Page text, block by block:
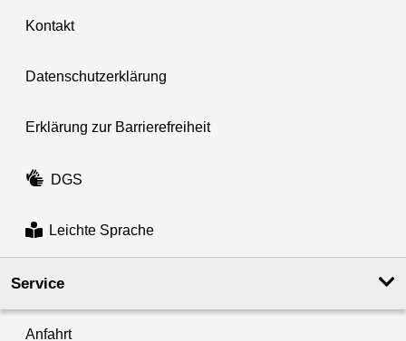
Kontakt
Datenschutzerklärung
Erklärung zur Barrierefreiheit
DGS
Leichte Sprache
Service
Anfahrt